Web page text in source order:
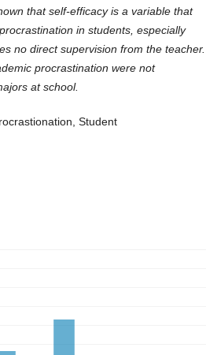
that self-efficacy is a variable that
in students, especially
no direct supervision from the teacher.
procrastination were not
at school.
Student